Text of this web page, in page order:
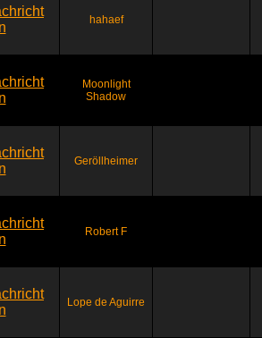
hahaef
Moonlight
Shadow
Geröllheimer
Robert F
Lope de Aguirre